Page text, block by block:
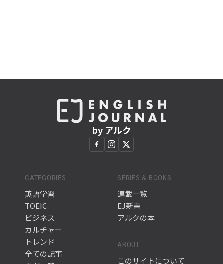
by アルク
CATEGORIES
英語学習
TOEIC
ビジネス
カルチャー
トレンド
全ての記事
SERIES & BOOKS
連載一覧
EJ新書
アルクの本
ABOUT
このサイトについて